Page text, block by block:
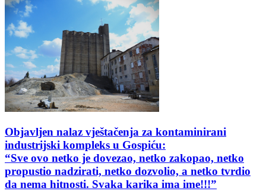
Objavljen nalaz vještačenja za kontaminirani
industrijski kompleks u Gospiću:
“Sve ovo netko je dovezao, netko zakopao, netko
propustio nadzirati, netko dozvolio, a netko tvrdio
da nema hitnosti. Svaka karika ima ime!!!”